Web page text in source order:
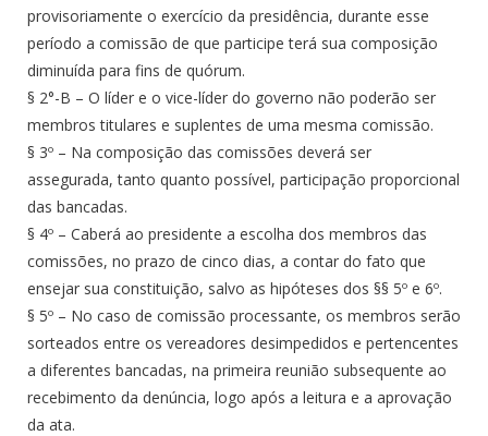
provisoriamente o exercício da presidência, durante esse
período a comissão de que participe terá sua composição
diminuída para fins de quórum.
§ 2°-B – O líder e o vice-líder do governo não poderão ser
membros titulares e suplentes de uma mesma comissão.
§ 3º – Na composição das comissões deverá ser
assegurada, tanto quanto possível, participação proporcional
das bancadas.
§ 4º – Caberá ao presidente a escolha dos membros das
comissões, no prazo de cinco dias, a contar do fato que
ensejar sua constituição, salvo as hipóteses dos §§ 5º e 6º.
§ 5º – No caso de comissão processante, os membros serão
sorteados entre os vereadores desimpedidos e pertencentes
a diferentes bancadas, na primeira reunião subsequente ao
recebimento da denúncia, logo após a leitura e a aprovação
da ata.